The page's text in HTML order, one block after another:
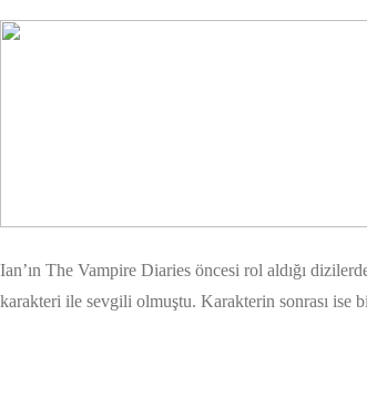
Ian’ın The Vampire Diaries öncesi rol aldığı
karakteri ile sevgili olmuştu. Karakterin sonrası